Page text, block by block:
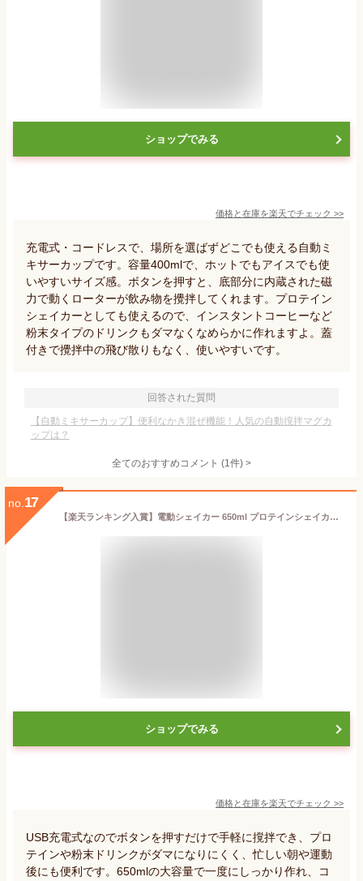
ショップでみる
価格と在庫を楽天でチェック >>
充電式・コードレスで、場所を選ばずどこでも使える自動ミ
キサーカップです。容量400mlで、ホットでもアイスでも使
いやすいサイズ感。ボタンを押すと、底部分に内蔵された磁
力で動くローターが飲み物を攪拌してくれます。プロテイン
シェイカーとしても使えるので、インスタントコーヒーなど
粉末タイプのドリンクもダマなくなめらかに作れますよ。蓋
付きで攪拌中の飛び散りもなく、使いやすいです。
回答された質問
【自動ミキサーカップ】便利なかき混ぜ機能！人気の自動撹拌マグカ
ップは？
全てのおすすめコメント (1件) >
no. 17
【楽天ランキング入賞】電動シェイカー 650ml プロテインシェイカー USB充電式 自動攪拌 コードレス ドリンクシェーカー Tritan製 BPAフリー ミキサーカップ ワンタッチ操作 粉末飲料対応 プロテイン ミルクティー コーヒー 携帯便利 フィットネス スポーツ ジム用
ショップでみる
価格と在庫を楽天でチェック >>
USB充電式なのでボタンを押すだけで手軽に撹拌でき、プロ
テインや粉末ドリンクがダマになりにくく、忙しい朝や運動
後にも便利です。650mlの大容量で一度にしっかり作れ、コ